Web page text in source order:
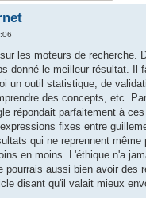
les moteurs de
donné le meilleur résultat.
un outil statistique, de
des concepts, etc.
répondait parfaitement à
fixes entre
qui ne reprennent
en moins. L'éthique n'a
pourrais aussi bien avoir des
disant qu'il valait mieux